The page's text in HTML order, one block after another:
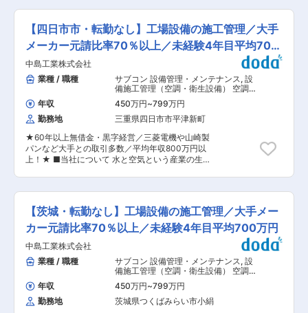
す。
から施工管理まで一気通貫で取り組んでいただく
ことになります！ ※複雑な設計については、設計
部門へ依頼するためCAD経験不問 一気通貫で顧
客と一緒に考えながら取り組んでいただくため、
裁量と自由度が高く、自分の考えを反映させなが
ら顧客提案や施工管理をしたい方はやりがいを感
じていただきやすいです！ ■入社後 1〜3か月間
は、営業所の教育担当の現場に同席をいただきな
がら、当社の業務内容について理解を深めていた
だき、独り立ちできるようにサポートをさせてい
ただいております！ ＼当社で働く魅力♪／ （1）
ライフプランに併せた働き方を実現できる！ 原則
転勤はございません！出張も年平均1回ありませ
もしているため、ライフプランに併せた働き方が
可能です！ （2）自由度の高い業務と高い報酬形
身の考えを反映した施工管理ができる自由度があ
り、その実績に基づいた給与査定をしているた
め、年次に関係なく1000万円以上を目指せる環
に、食品（日清食品/明治）、電気（三菱電機）、
半導体（TSMC/東京エレクトロン）など日本を代
表する大手メーカー様から直接の工事のご依頼い
ただき、最初から最後までプロジェクトの中心に
立ち、「どうつくるか」「どう動かし続けるか」
を考え、大手工場の「水・空気・電気」の設備設
計、工程管理、メンテナンスを一気通貫でサービ
スを提供しております！ ■お任せすること 既存
顧客に対して給排水設備・空調設備の新築・改
修・メンテナンスなどの案件を企画から施工管理
まで一貫して担当していただきます！ 「お客様と
直接やり取りしながら提案し最後まで関わりた
い」「元請企業でより大きな裁量を持ちたい」方
へおすすめです！ 《具体的には…》 担当してる既
存顧客に対して、ヒアリング(納期・希望設備・予
算などのニーズを聞き提案)⇒設計⇒積算⇒施工管
から施工管理まで一気通貫で取り組んでいただく
ことになります！ ※複雑な設計については、設計
部門へ依頼するためCAD経験不問 一気通貫で顧
客と一緒に考えながら取り組んでいただくため、
裁量と自由度が高く、自分の考えを反映させなが
ら顧客提案や施工管理をしたい方はやりがいを感
じていただきやすいです！ ■入社後 1〜3か月間
は、営業所の教育担当の現場に同席をいただきな
がら、当社の業務内容について理解を深めていた
だき、独り立ちできるようにサポートをさせてい
【四日市市・転勤なし】工場設備の施工管理／大手
メーカー元請比率70％以上／未経験4年目平均700
万円
中島工業株式会社
業種 / 職種
サブコン 設備管理・メンテナンス, 設
備施工管理（空調・衛生設備） 空調・
衛生設備
年収 450万円~799万円
勤務地
三重県四日市市平津新町
★60年以上無借金・黒字経営／三菱電機や山崎製
パンなど大手との取引多数／平均年収800万円以
上！★ ■当社について 水と空気という産業の生
に、食品（日清食品/明治）、電気（三菱電機）、
半導体（TSMC/東京エレクトロン）など日本を代
表する大手メーカー様から直接の工事のご依頼い
ただき、最初から最後までプロジェクトの中心に
立ち、「どうつくるか」「どう動かし続けるか」
を考え、大手工場の「水・空気・電気」の設備設
計、工程管理、メンテナンスを一気通貫でサービ
スを提供しております！ ■お任せすること 既存
顧客に対して給排水設備・空調設備の新築・改
修・メンテナンスなどの案件を企画から施工管理
まで一貫して担当していただきます！ 「お客様と
【茨城・転勤なし】工場設備の施工管理／大手メー
カー元請比率70％以上／未経験4年目平均700万円
中島工業株式会社
業種 / 職種
サブコン 設備管理・メンテナンス, 設
備施工管理（空調・衛生設備） 空調・
衛生設備
年収 450万円~799万円
勤務地
茨城県つくばみらい市小絹